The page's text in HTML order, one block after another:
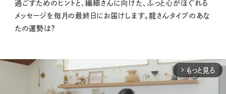
過ごすためのヒントと、繊細さんに向けた、ふっと心がほぐれる
メッセージを毎月の最終日にお届けします。龍さんタイプのあな
たの運勢は？
arrow_forward_ios もっと見る